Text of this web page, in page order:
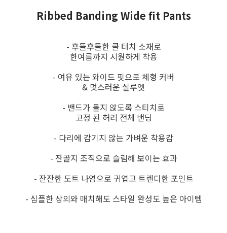
Ribbed Banding Wide fit Pants
- 후들후들한 쿨 터치 소재로
한여름까지 시원하게 착용
- 여유 있는 와이드 핏으로 체형 커버
& 멋스러운 실루엣
- 밴드가 돌지 않도록 스티치로
고정 된 허리 전체 밴딩
- 다리에 감기지 않는 가벼운 착용감
- 잔골지 조직으로 슬림해 보이는 효과
- 잔잔한 도트 나염으로 귀엽고 트렌디한 포인트
- 심플한 상의와 매치해도 스타일 완성도 높은 아이템